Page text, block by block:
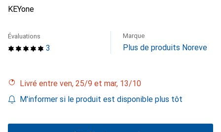
KEYone
3
Évaluations Marque
Plus de produits Noreve
Livré entre ven, 25/9 et mar, 13/10
M'informer si le produit est disponible plus tôt